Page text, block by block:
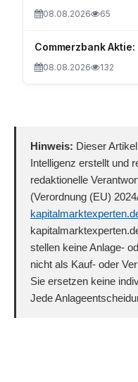
08.08.2026 65
Commerzbank
08.08.2026 132
Hinweis: Dieser
Intelligenz erstellt und
redaktionelle
(Verordnung (EU)
stellen keine Anlage-
nicht als Kauf- oder
Sie ersetzen keine
Jede